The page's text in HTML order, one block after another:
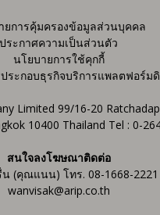
ยการคุ้มครองข้อมูลส่วนบุคคล
ประกาศความเป็นส่วนตัว
นโยบายการใช้คุกกี้
ระกอบธุรกิจบริการแพลตฟอร์ม
Limited 99/16-20
10400 Thailand Tel : 0-
สนใจลงโฆษณาติดต่อ
(คุณแนน) โทร. 08-1668-2221
wanvisak@arip.co.th